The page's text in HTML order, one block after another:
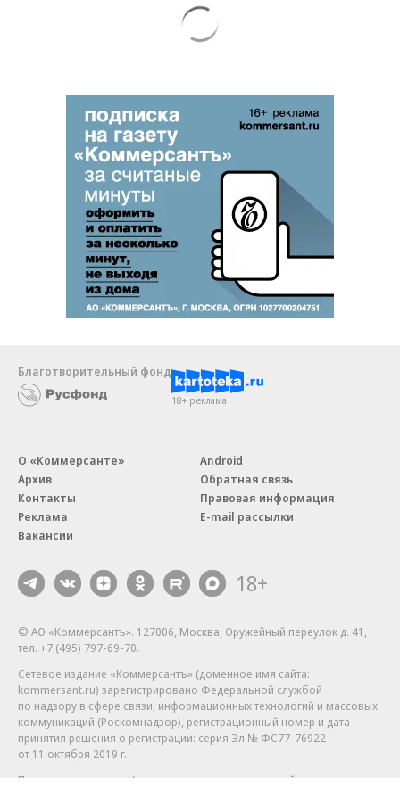
Благотворительный фонд
18+ реклама
О «Коммерсанте»
Архив
Контакты
Реклама
Вакансии
Android
Обратная связь
Правовая информация
E-mail рассылки
18+
© АО «Коммерсантъ». 127006, Москва, Оружейный переулок д. 41,
тел. +7 (495) 797-69-70.
Сетевое издание «Коммерсантъ» (доменное имя сайта:
kommersant.ru) зарегистрировано Федеральной службой
по надзору в сфере связи, информационных технологий и массовых
коммуникаций (Роскомнадзор), регистрационный номер и дата
принятия решения о регистрации: серия Эл № ФС77-76922
от 11 октября 2019 г.
Партнерские проекты/материалы, новости компаний, материалы